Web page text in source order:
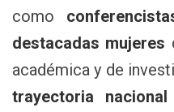
como
destacadas mujeres
académica y de
trayectoria